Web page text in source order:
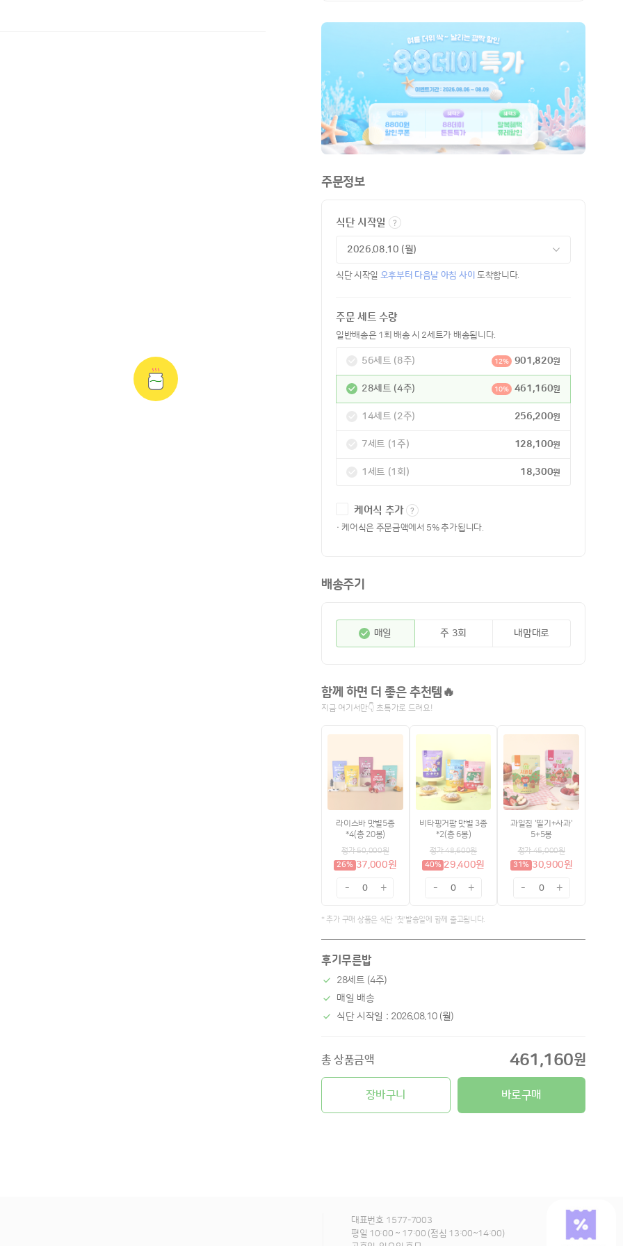
주문정보
식단 시작일
식단 시작일 오후부터 다음날 아침 사이 도착합니다.
주문 세트 수량
일반배송은 1회 배송 시 2세트가 배송됩니다.
56세트 (8주) 12% 901,820원
28세트 (4주) 10% 461,160원
14세트 (2주) 256,200원
7세트 (1주) 128,100원
1세트 (1회) 18,300원
케어식 추가
· 케어식은 주문금액에서 5% 추가됩니다.
배송주기
매일 주 3회 내맘대로
함께 하면 더 좋은 추천템🔥
지금 여기서만👇 초특가로 드려요!
라이스바 맛별5종
*4(총 20봉)
정가 50,000원
26% 37,000원
- 0 +
비타핑거팝 맛별 3종
*2(총 6봉)
정가 48,600원
40% 29,400원
- 0 +
과일칩 '띨기+사과'
5+5봉
정가 45,000원
31% 30,900원
- 0 +
* 추가 구매 상품은 식단 '첫'발송일에 함께 출고됩니다.
후기무른밥
28세트 (4주)
매일 배송
식단 시작일 : 2026.08.10 (월)
총 상품금액 461,160원
장바구니 바로구매
대표번호 1577-7003
평일 10:00 ~ 17:00 (점심 13:00~14:00)